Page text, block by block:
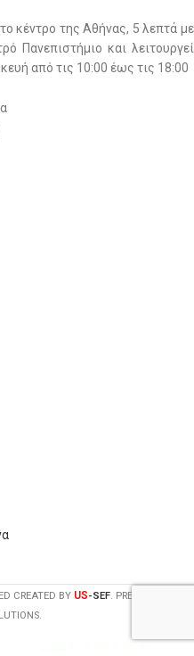
κέντρο της Αθήνας, 5 λεπτά με
Πανεπιστήμιο και λειτουργεί
από τις 10:00 έως τις 18:00
CREATED BY US-SEF. PREMIUM WEB-